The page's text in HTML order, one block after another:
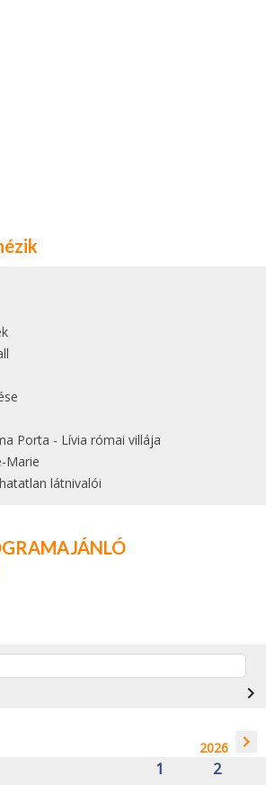
Porta - Lívia római villája
Marie
látnivalói
navigate_next
2026 navigate_next
1 2